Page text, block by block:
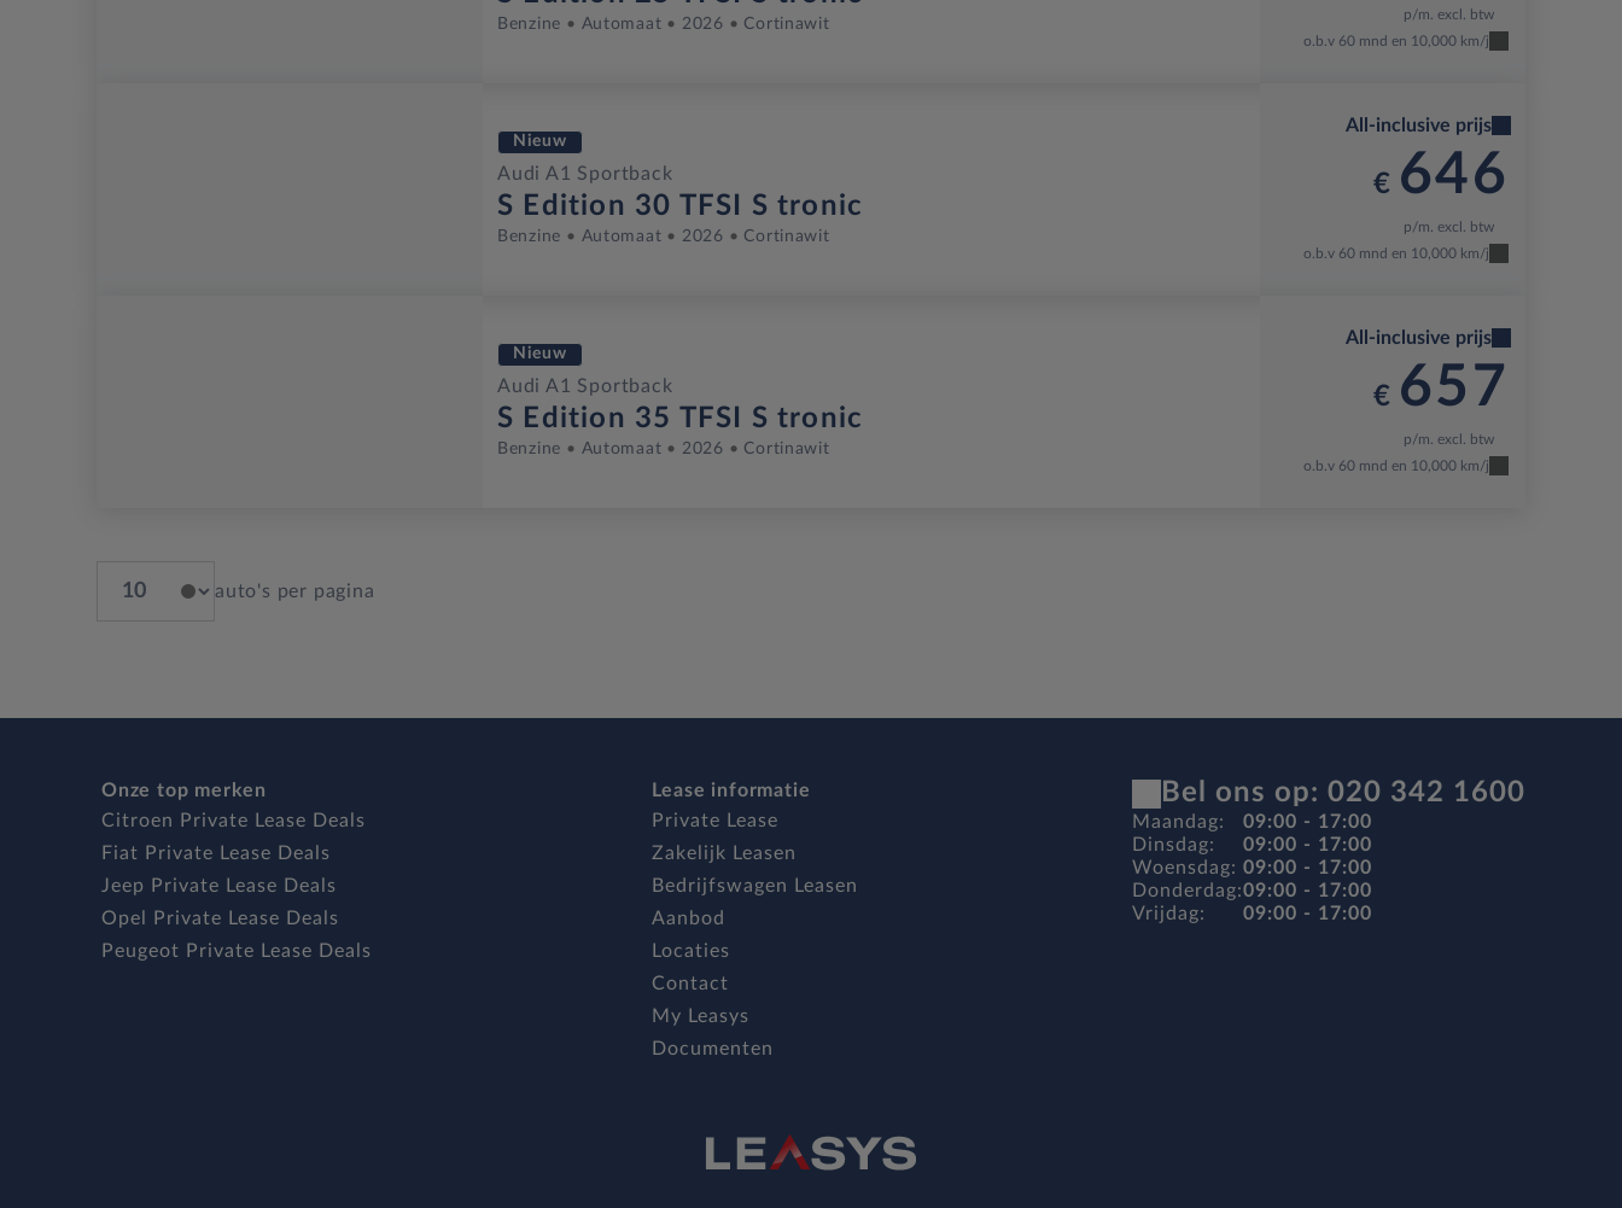
Benzine Automaat 2026 Cortinawit
p/m. excl. btw
o.b.v 60 mnd en 10,000 km/j
Nieuw
Audi A1 Sportback
S Edition 30 TFSI S tronic
Benzine Automaat 2026 Cortinawit
All-inclusive prijs
€ 646
p/m. excl. btw
o.b.v 60 mnd en 10,000 km/j
Nieuw
Audi A1 Sportback
S Edition 35 TFSI S tronic
Benzine Automaat 2026 Cortinawit
All-inclusive prijs
€ 657
p/m. excl. btw
o.b.v 60 mnd en 10,000 km/j
auto's per pagina
Onze top merken
Citroen Private Lease Deals
Fiat Private Lease Deals
Jeep Private Lease Deals
Opel Private Lease Deals
Peugeot Private Lease Deals
Lease informatie
Private Lease
Zakelijk Leasen
Bedrijfswagen Leasen
Aanbod
Locaties
Contact
My Leasys
Documenten
Bel ons op: 020 342 1600
Maandag:
Dinsdag:
Woensdag:
Donderdag:
Vrijdag:
09:00 - 17:00
09:00 - 17:00
09:00 - 17:00
09:00 - 17:00
09:00 - 17:00